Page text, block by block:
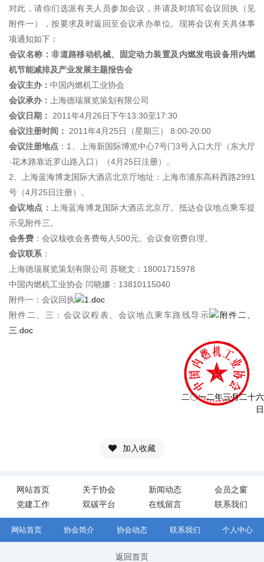
对此，请你们选派有关人员参加会议，并请及时填写会议回执（见
附件一），按要求及时返回至会议承办单位。现将会议有关具体事
项通知如下：
会议名称：非道路移动机械、 固定动力装置及内燃发电设备用内燃
机节能减排及产业发展主题报告会
会议主办： 中国内燃机工业协会
会议承办：
上海德瑞展览策划有限公司
会议日期：
2011年4月26日下午13:30至17:30
会议注册时间：
2011年4月25日（星期三） 8:00-20:00
会议注册地点 ：1、上海新国际博览中心7号门3号入口大厅（东大厅
·花木路靠近罗山路入口）（4月25日注册）。
2、上海蓝海博龙国际大酒店北京厅地址：上海市浦东高科西路2991
号（4月25日注册）。
会议地点：
上海蓝海博龙国际大酒店北京厅。抵达会议地点乘车提
示见附件三。
会务费 ：会议核收会务费每人500元。会议食宿费自理。
会议联系 ：
上海德瑞展览策划有限公司 苏晓文：18001715978
中国内燃机工业协会 闫晓娜：13810115040
附件一：会议回执
1.doc
附件二、三：会议议程表、会议地点乘车路线导示
附件二、
三.doc
二〇一二年三月二十六
日
加入收藏
网站首页 关于协会 新闻动态
会员之窗
党建工作
双碳平台 在线留言 联系我们
网站首页 协会简介 协会动态 联系我们 个人中心
返回首页